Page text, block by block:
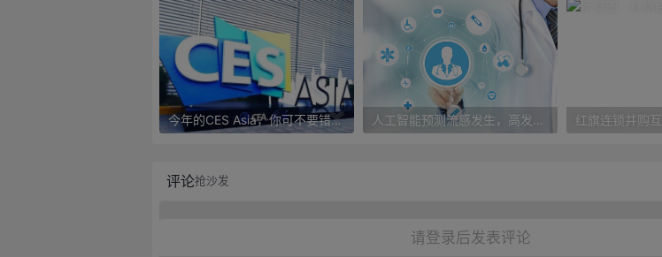
今年的CES Asia，你可不要错过这些自动驾驶看点
评论抢沙发
请登录后发表评论